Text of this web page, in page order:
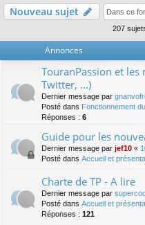
de
Nouveau sujet
207
Annonces
TouranPassion et les
Twitter, ...)
Dernier message par
Posté dans Fonctionnement
Réponses : 6
Guide pour les
Dernier message par jef10 «
Posté dans Accueil et
Charte de TP - A lire
Dernier message par
Posté dans Accueil et
Réponses : 121